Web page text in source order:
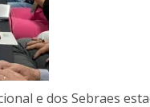
e dos Sebraes